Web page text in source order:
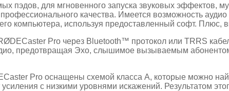
пэдов, для мгновенного запуска звуковых эффектов,
качества. Имеется возможность
компьютера, используя предоставленный софт.
Pro через Bluetooth™ протокол или TRRS
предотвращая Эхо, слышимое вызываемым
Pro оснащены схемой класса A, которые можно
с низкими уровнями искажений. Результатом